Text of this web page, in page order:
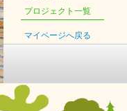
プロジェクト一覧
マイページへ戻る